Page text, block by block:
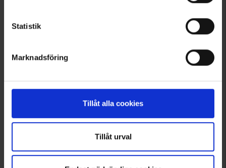
Statistik
Marknadsföring
Tillåt alla cookies
Tillåt urval
3293
Från99 kr